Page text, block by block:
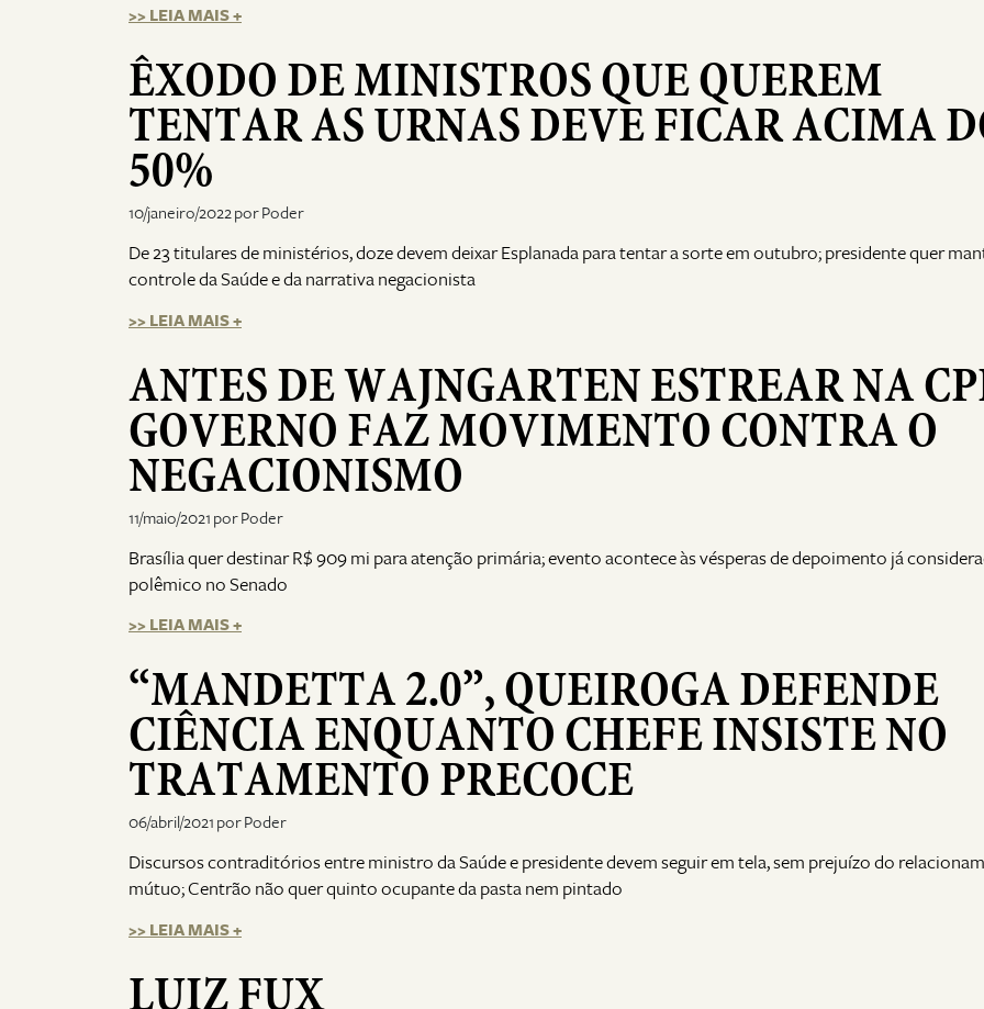
>> LEIA MAIS +
ÊXODO DE MINISTROS QUE QUEREM
TENTAR AS URNAS DEVE FICAR ACIMA
50%
10/janeiro/2022 por Poder
De 23 titulares de ministérios, doze devem deixar Esplanada para tentar a sorte em outubro; presidente quer
controle da Saúde e da narrativa negacionista
>> LEIA MAIS +
ANTES DE WAJNGARTEN ESTREAR NA
GOVERNO FAZ MOVIMENTO CONTRA O
NEGACIONISMO
11/maio/2021 por Poder
Brasília quer destinar R$ 909 mi para atenção primária; evento acontece às vésperas de depoimento já
polêmico no Senado
>> LEIA MAIS +
“MANDETTA 2.0”, QUEIROGA DEFENDE
CIÊNCIA ENQUANTO CHEFE INSISTE NO
TRATAMENTO PRECOCE
06/abril/2021 por Poder
Discursos contraditórios entre ministro da Saúde e presidente devem seguir em tela, sem prejuízo do
mútuo; Centrão não quer quinto ocupante da pasta nem pintado
>> LEIA MAIS +
LUIZ FUX